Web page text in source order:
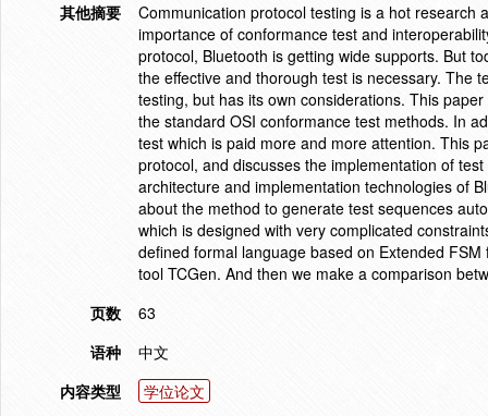
其他摘要
Communication protocol testing is a hot
importance of conformance test and
protocol, Bluetooth is getting wide supports. But
the effective and thorough test is necessary. The
testing, but has its own considerations. This
the standard OSI conformance test methods. In
test which is paid more and more attention. This
protocol, and discusses the implementation of
architecture and implementation technologies of
about the method to generate test sequences
which is designed with very complicated
defined formal language based on Extended
tool TCGen. And then we make a comparison
页数
63
语种
中文
内容类型
学位论文